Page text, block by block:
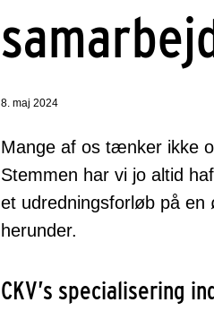
8. maj 2024
Mange af os tænker ikke
Stemmen har vi jo altid
et udredningsforløb på
herunder.
CKV’s specialisering